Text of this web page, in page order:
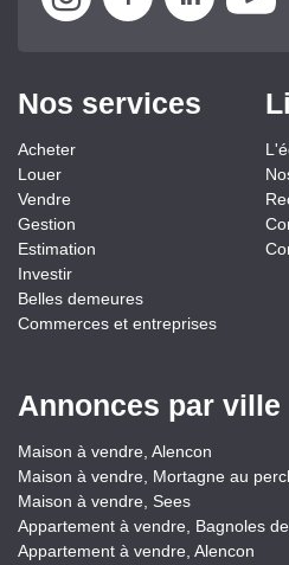
Nos services
Acheter
Louer
Vendre
Gestion
Estimation
Investir
Belles demeures
Commerces et entreprises
Annonces par ville
Maison à vendre, Alencon
Maison à vendre, Mortagne au
Maison à vendre, Sees
Appartement à vendre, Bagnoles
Appartement à vendre, Alencon